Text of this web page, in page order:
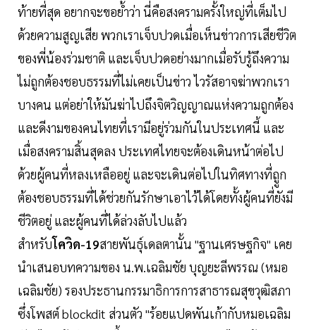
ท้ายที่สุด อยากจะขอย้ำว่า นี่คือสงครามครั้งใหญ่ที่เต็มไป
ด้วยความสูญเสีย พวกเราเจ็บปวดเมื่อเห็นข่าวการเสียชีวิต
ของพี่น้องร่วมชาติ และเจ็บปวดอย่างมากเมื่อรับรู้ถึงความ
ไม่ถูกต้องชอบธรรมที่ไม่เคยเป็นข่าว ไวรัสอาจฆ่าพวกเรา
บางคน แต่อย่าให้มันฆ่าไปถึงจิตวิญญาณแห่งความถูกต้อง
และดีงามของคนไทยที่เรามีอยู่ร่วมกันในประเทศนี้ และ
เมื่อสงครามสิ้นสุดลง ประเทศไทยจะต้องเดินหน้าต่อไป
ด้วยผู้คนที่หลงเหลืออยู่ และจะเดินต่อไปในทิศทางที่ถููก
ต้องชอบธรรมที่ได้ช่วยกันรักษาเอาไว้ได้โดยทั้งผู้คนที่ยังมี
ชีวิตอยู่ และผู้คนที่ได้ล่วงลับไปแล้ว
สำหรับโควิด-19สายพันธุ์เดลตานั้น "ฐานเศรษฐกิจ" เคย
นำเสนอบทความของ น.พ.เฉลิมชัย บุญยะลีพรรณ (หมอ
เฉลิมชัย) รองประธานกรรมาธิการการสาธารณสุขวุฒิสภา
ซึ่งโพสต์ blockdit ส่วนตัว "ร้อยแปดพันเก้ากับหมอเฉลิม